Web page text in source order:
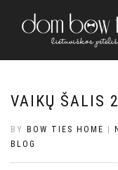
VAIKŲ ŠALIS
BY BOW TIES HOME
BLOG